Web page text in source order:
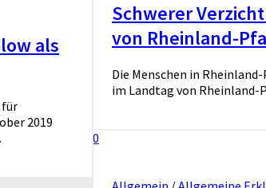
als
für
2019
Schwerer
von Rheinland-
Die Menschen in
im Landtag von Rheinland-
0